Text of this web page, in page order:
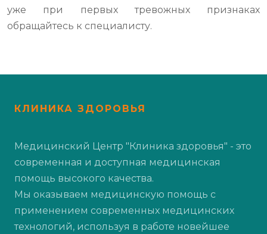
уже при первых тревожных признаках
обращайтесь к специалисту.
КЛИНИКА ЗДОРОВЬЯ
Медицинский Центр "Клиника здоровья" - это
современная и доступная медицинская
помощь высокого качества.
Мы оказываем медицинскую помощь с
применением современных медицинских
технологий, используя в работе новейшее